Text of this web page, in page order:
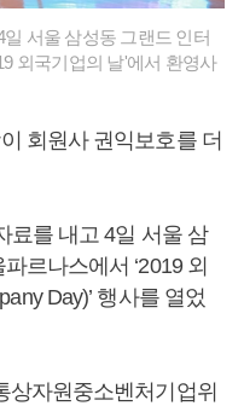
서울 삼성동 그랜드 인터
외국기업의 날'에서 환영사
회원사 권익보호를 더
료를 내고 4일 서울 삼
르나스에서 ‘2019 외
Day)’ 행사를 열었
상자원중소벤처기업위